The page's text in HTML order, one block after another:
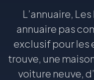
L’annuaire,
annuaire pas
exclusif pour les
trouve, une
voiture neuve,